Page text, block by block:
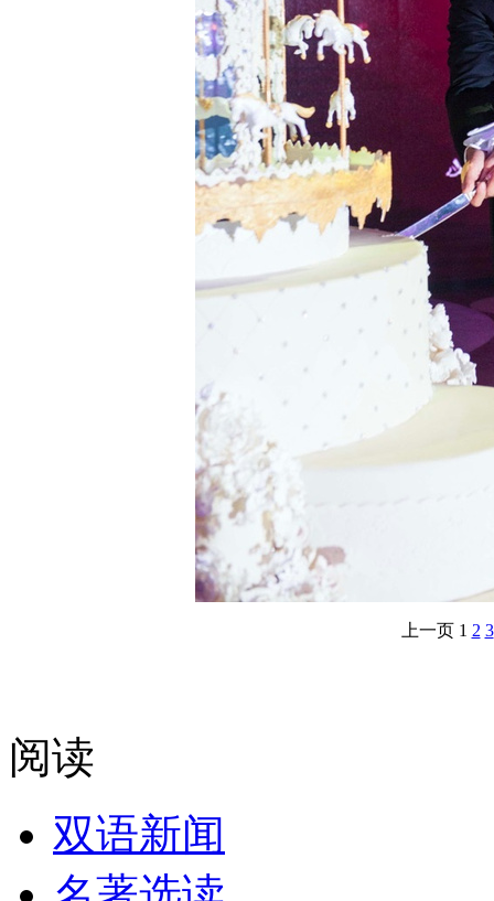
上一页 1 2 3
阅读
双语新闻